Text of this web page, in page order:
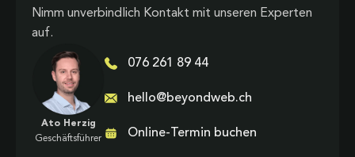
Nimm unverbindlich Kontakt mit unseren Experten
auf.
Ato Herzig
Geschäftsführer
076 261 89 44
hello@beyondweb.ch
Online-Termin buchen